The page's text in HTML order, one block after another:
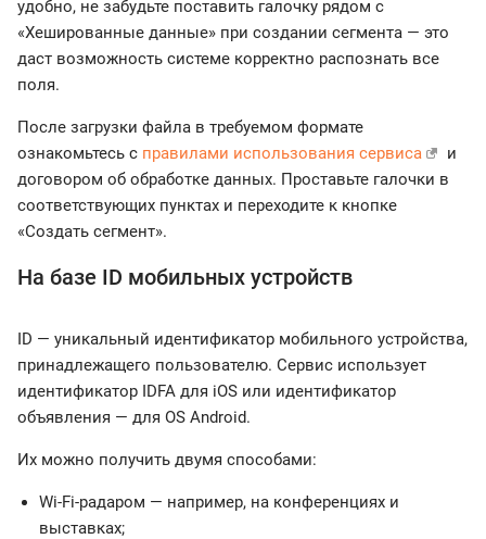
удобно, не забудьте поставить галочку рядом с
«Хешированные данные» при создании сегмента — это
даст возможность системе корректно распознать все
поля.
После загрузки файла в требуемом формате
ознакомьтесь с правилами использования сервиса
и
договором об обработке данных. Проставьте галочки в
соответствующих пунктах и переходите к кнопке
«Создать сегмент».
На базе ID мобильных устройств
ID — уникальный идентификатор мобильного устройства,
принадлежащего пользователю. Сервис использует
идентификатор IDFA для iOS или идентификатор
объявления — для OS Android.
Их можно получить двумя способами:
Wi-Fi-радаром — например, на конференциях и
выставках;